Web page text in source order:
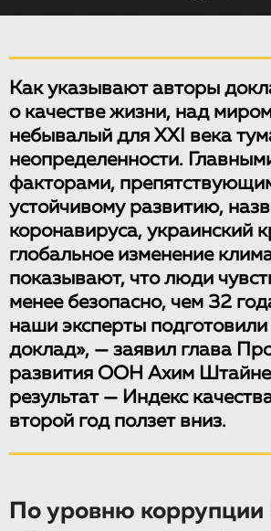
Как указывают авторы
о качестве жизни, над
небывалый для XXI века
неопределенности.
факторами,
устойчивому развитию,
коронавируса, украинский
глобальное изменение
показывают, что люди
менее безопасно, чем 32
наши эксперты
доклад», — заявил глава
развития ООН Ахим
результат — Индекс
второй год ползет вниз.
По уровню коррупции